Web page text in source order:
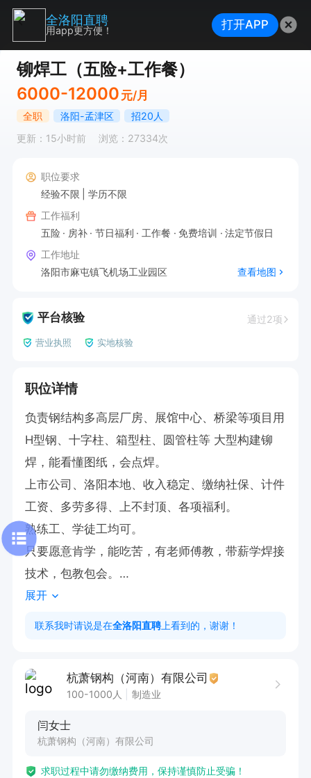
铆焊工（五险+工作餐）
6000-12000 元/月
全职 洛阳-孟津区
招20人
更新：15小时前
浏览：27334次
职位要求
经验不限
学历不限
工作福利
五险
房补 节日福利 工作餐 免费培训
法定节假日
工作地址
洛阳市麻屯镇飞机场工业园区
查看地图
平台核验 通过2项
营业执照 实地核验
职位详情
负责钢结构多高层厂房、展馆中心、桥梁等项目用
H型钢、十字柱、箱型柱、圆管柱等 大型构建铆
焊，能看懂图纸，会点焊。
上市公司、洛阳本地、收入稳定、缴纳社保、计件
工资、多劳多得、上不封顶、各项福利。
熟练工、学徒工均可。
只要愿意肯学，能吃苦，有老师傅教，带薪学焊接
技术，包教包会。
家门口的高薪好工作！
【点击申请职位，线上投递简历，即可电话联系
展开
联系我时请说是在全洛阳直聘 上看到的，谢谢！
杭萧钢构（河南）有限公司
100-1000人 制造业
闫女士
杭萧钢构（河南）有限公司
求职过程中请勿缴纳费用，保持谨慎防止受骗！
全洛阳直聘
用app更方便！ 打开APP